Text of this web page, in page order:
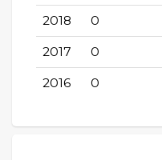
2018 0
2017 0
2016 0